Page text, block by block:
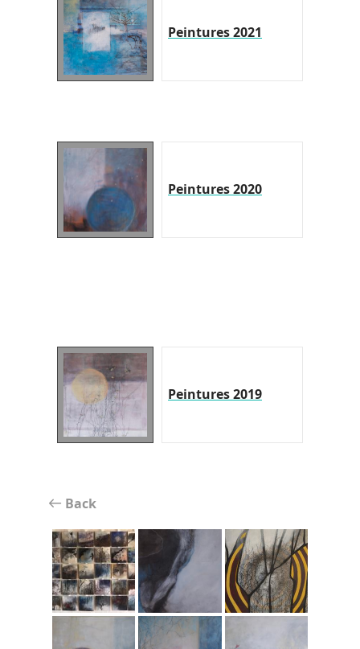
Peintures 2021
Peintures 2020
Peintures 2019
Back